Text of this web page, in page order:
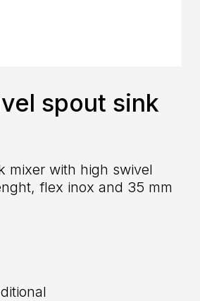
spout sink
mixer with high swivel
flex inox and 35 mm